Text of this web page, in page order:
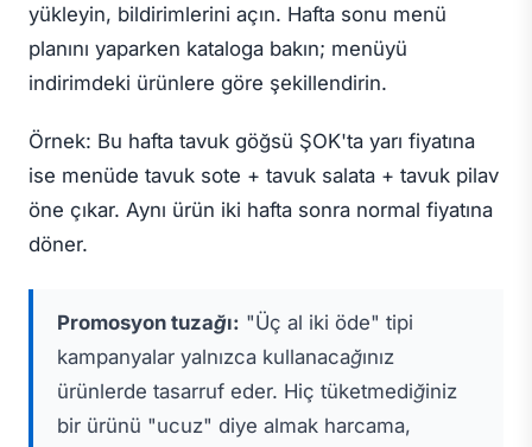
yükleyin, bildirimlerini açın. Hafta sonu menü
planını yaparken kataloga bakın; menüyü
indirimdeki ürünlere göre şekillendirin.
Örnek: Bu hafta tavuk göğsü ŞOK'ta yarı fiyatına
ise menüde tavuk sote + tavuk salata + tavuk pilav
öne çıkar. Aynı ürün iki hafta sonra normal fiyatına
döner.
Promosyon tuzağı: "Üç al iki öde" tipi
kampanyalar yalnızca kullanacağınız
ürünlerde tasarruf eder. Hiç tüketmediğiniz
bir ürünü "ucuz" diye almak harcama,